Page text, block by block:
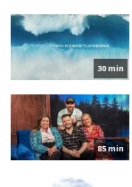
30 min
85 min